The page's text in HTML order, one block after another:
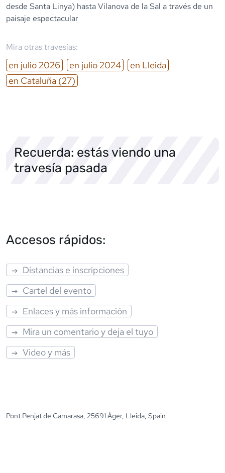
desde Santa Linya) hasta Vilanova de la Sal a través de un
paisaje espectacular
Mira otras travesías:
en julio 2026 en julio 2024 en Lleida
en Cataluña (27)
Recuerda: estás viendo una
travesía pasada
Accesos rápidos:
Distancias e inscripciones
Cartel del evento
Enlaces y más información
Mira un comentario y deja el tuyo
Video y más
Pont Penjat de Camarasa, 25691 Àger, Lleida, Spain